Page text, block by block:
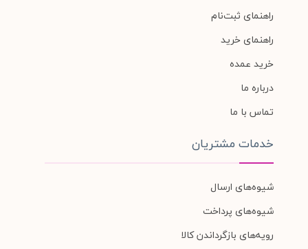
راهنمای ثبت‌نام
راهنمای خرید
خرید عمده
درباره ما
تماس با ما
خدمات مشتریان
شیوه‌های ارسال
شیوه‌های پرداخت
رویه‌های بازگرداندن کالا